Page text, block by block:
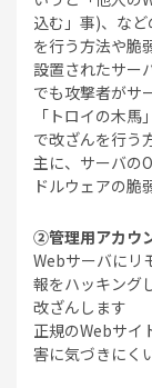
込む」事)、な
を行う方法や脆
設置されたサー
でも攻撃者がサ
「トロイの木
で改ざんを行う
主に、サーバの
ドルウェアの脆
②管理用アカウ
Webサーバにリ
報をハッキング
改ざんします
正規のWebサイ
害に気づきにく